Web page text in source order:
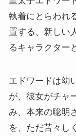
執着にとらわれ
置する、新しい
るキャラクター
エドワードは幼
が、彼女がチャ
み、本来の聡明
を、ただ苦々し